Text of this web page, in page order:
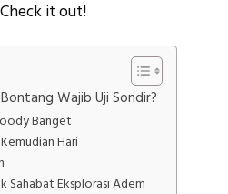
it out!
Wajib Uji Sondir?
Banget
Hari
Sahabat Eksplorasi Adem